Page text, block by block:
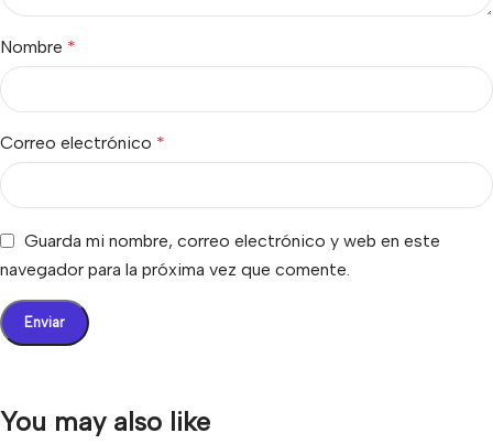
Nombre *
Correo electrónico *
Guarda mi nombre, correo electrónico y web en este
navegador para la próxima vez que comente.
You may also like